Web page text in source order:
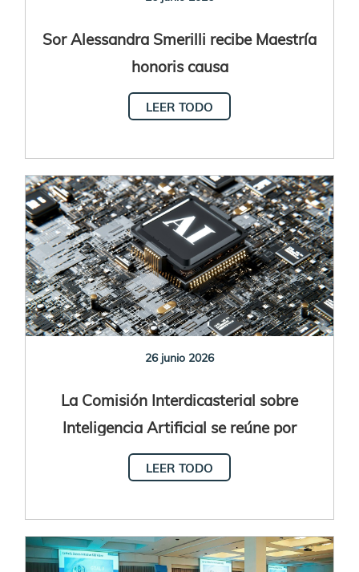
Sor Alessandra Smerilli recibe Maestría
honoris causa
LEER TODO
26 junio 2026
La Comisión Interdicasterial sobre
Inteligencia Artificial se reúne por
primera vez
LEER TODO